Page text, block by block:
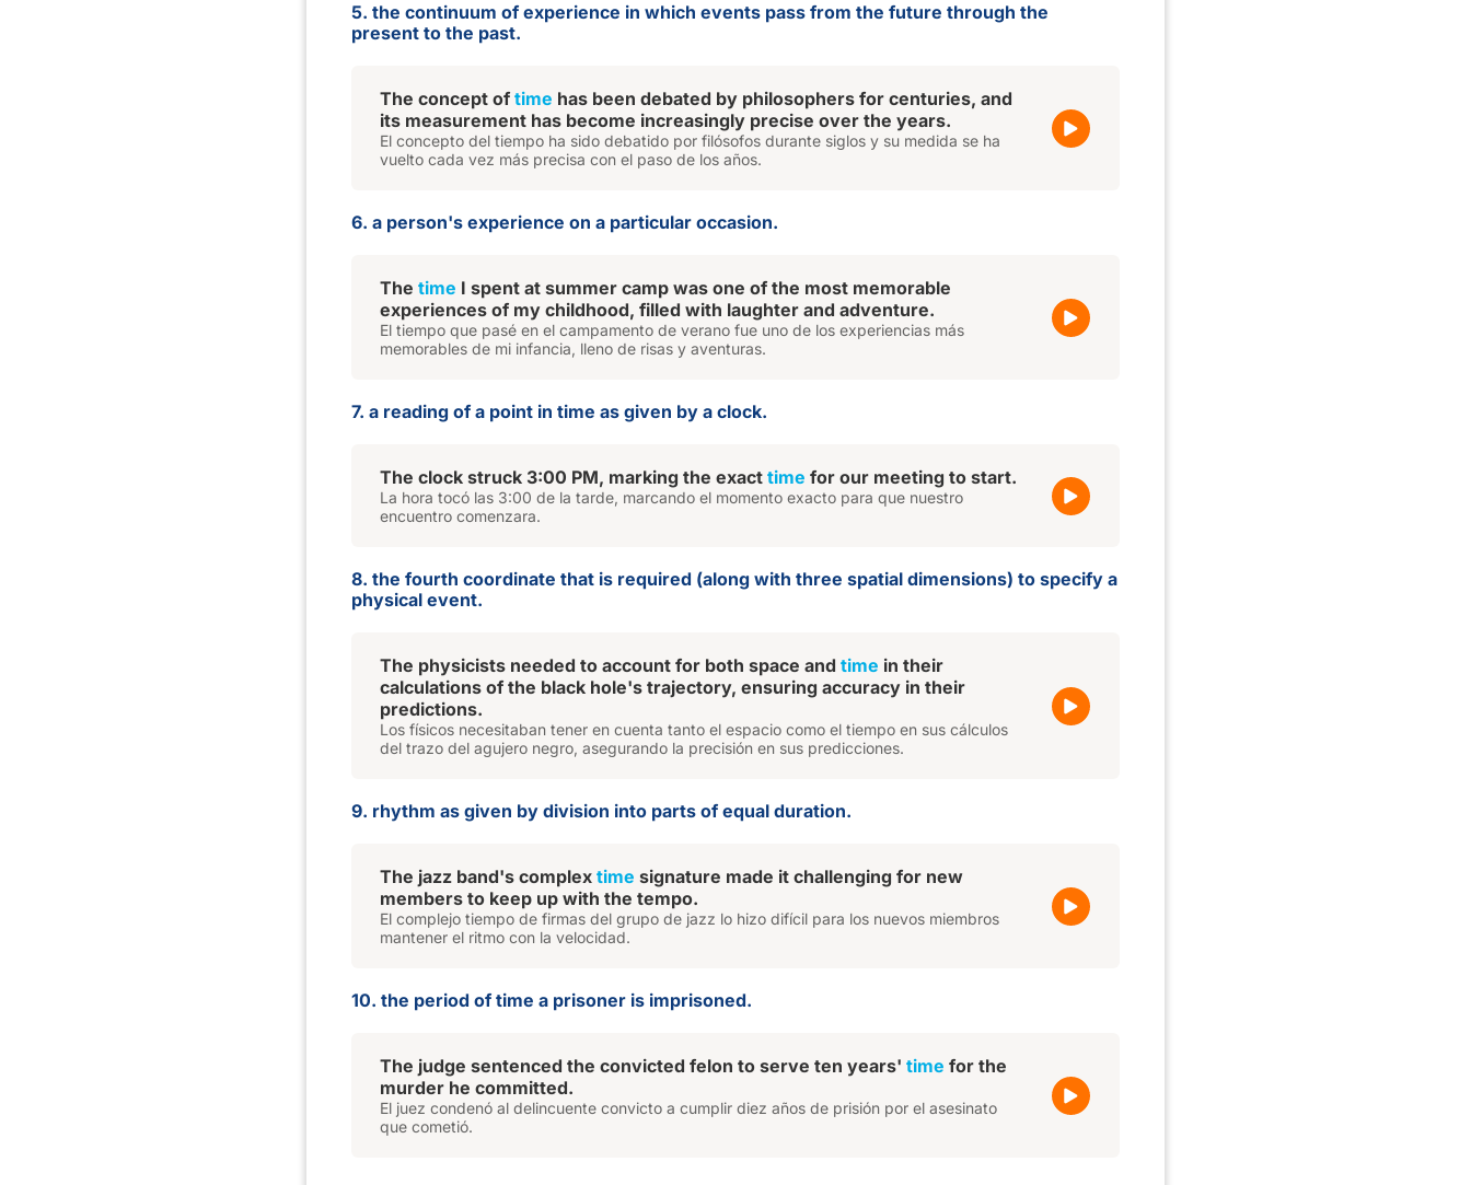
5. the continuum of experience in which events pass from the future through the
present to the past.
The concept of time has been debated by philosophers for centuries, and
its measurement has become increasingly precise over the years.
El concepto del tiempo ha sido debatido por filósofos durante siglos y su medida se ha
vuelto cada vez más precisa con el paso de los años.
6. a person's experience on a particular occasion.
The time I spent at summer camp was one of the most memorable
experiences of my childhood, filled with laughter and adventure.
El tiempo que pasé en el campamento de verano fue uno de los experiencias más
memorables de mi infancia, lleno de risas y aventuras.
7. a reading of a point in time as given by a clock.
The clock struck 3:00 PM, marking the exact time for our meeting to start.
La hora tocó las 3:00 de la tarde, marcando el momento exacto para que nuestro
encuentro comenzara.
8. the fourth coordinate that is required (along with three spatial dimensions) to specify a
physical event.
The physicists needed to account for both space and time in their
calculations of the black hole's trajectory, ensuring accuracy in their
predictions.
Los físicos necesitaban tener en cuenta tanto el espacio como el tiempo en sus cálculos
del trazo del agujero negro, asegurando la precisión en sus predicciones.
9. rhythm as given by division into parts of equal duration.
The jazz band's complex time signature made it challenging for new
members to keep up with the tempo.
El complejo tiempo de firmas del grupo de jazz lo hizo difícil para los nuevos miembros
mantener el ritmo con la velocidad.
10. the period of time a prisoner is imprisoned.
The judge sentenced the convicted felon to serve ten years' time for the
murder he committed.
El juez condenó al delincuente convicto a cumplir diez años de prisión por el asesinato
que cometió.